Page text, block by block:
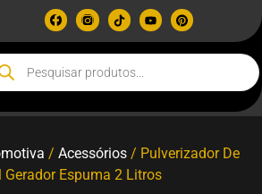
/ Acessórios / Pulverizador De
Espuma 2 Litros